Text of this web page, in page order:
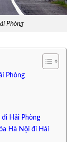
Phòng
Phòng
Hải Phòng
Hà Nội đi Hải